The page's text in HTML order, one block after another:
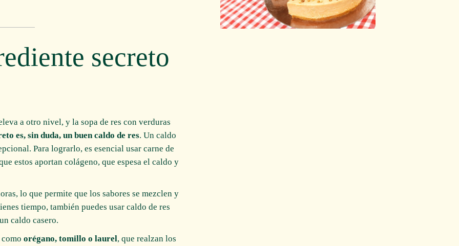
secreto
a otro nivel, y la sopa de res con verduras
es, sin duda, un buen caldo de res. Un caldo
Para lograrlo, es esencial usar carne de
estos aportan colágeno, que espesa el caldo y
lo que permite que los sabores se mezclen y
tiempo, también puedes usar caldo de res
caldo casero.
orégano, tomillo o laurel, que realzan los